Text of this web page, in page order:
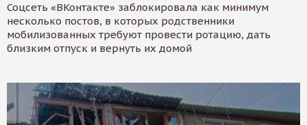
Соцсеть «ВКонтакте» заблокировала как минимум
несколько постов, в которых родственники
мобилизованных требуют провести ротацию, дать
близким отпуск и вернуть их домой